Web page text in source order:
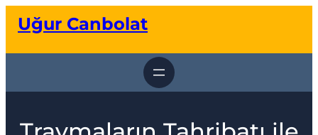
geçUğur Canbolat